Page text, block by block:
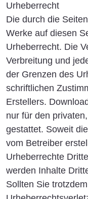
Urheberrecht
Die durch die
Werke auf diesen
Urheberrecht. Die
Verbreitung und
der Grenzen des
schriftlichen
Erstellers.
nur für den
gestattet. Soweit
vom Betreiber
Urheberrechte
werden Inhalte
Sollten Sie